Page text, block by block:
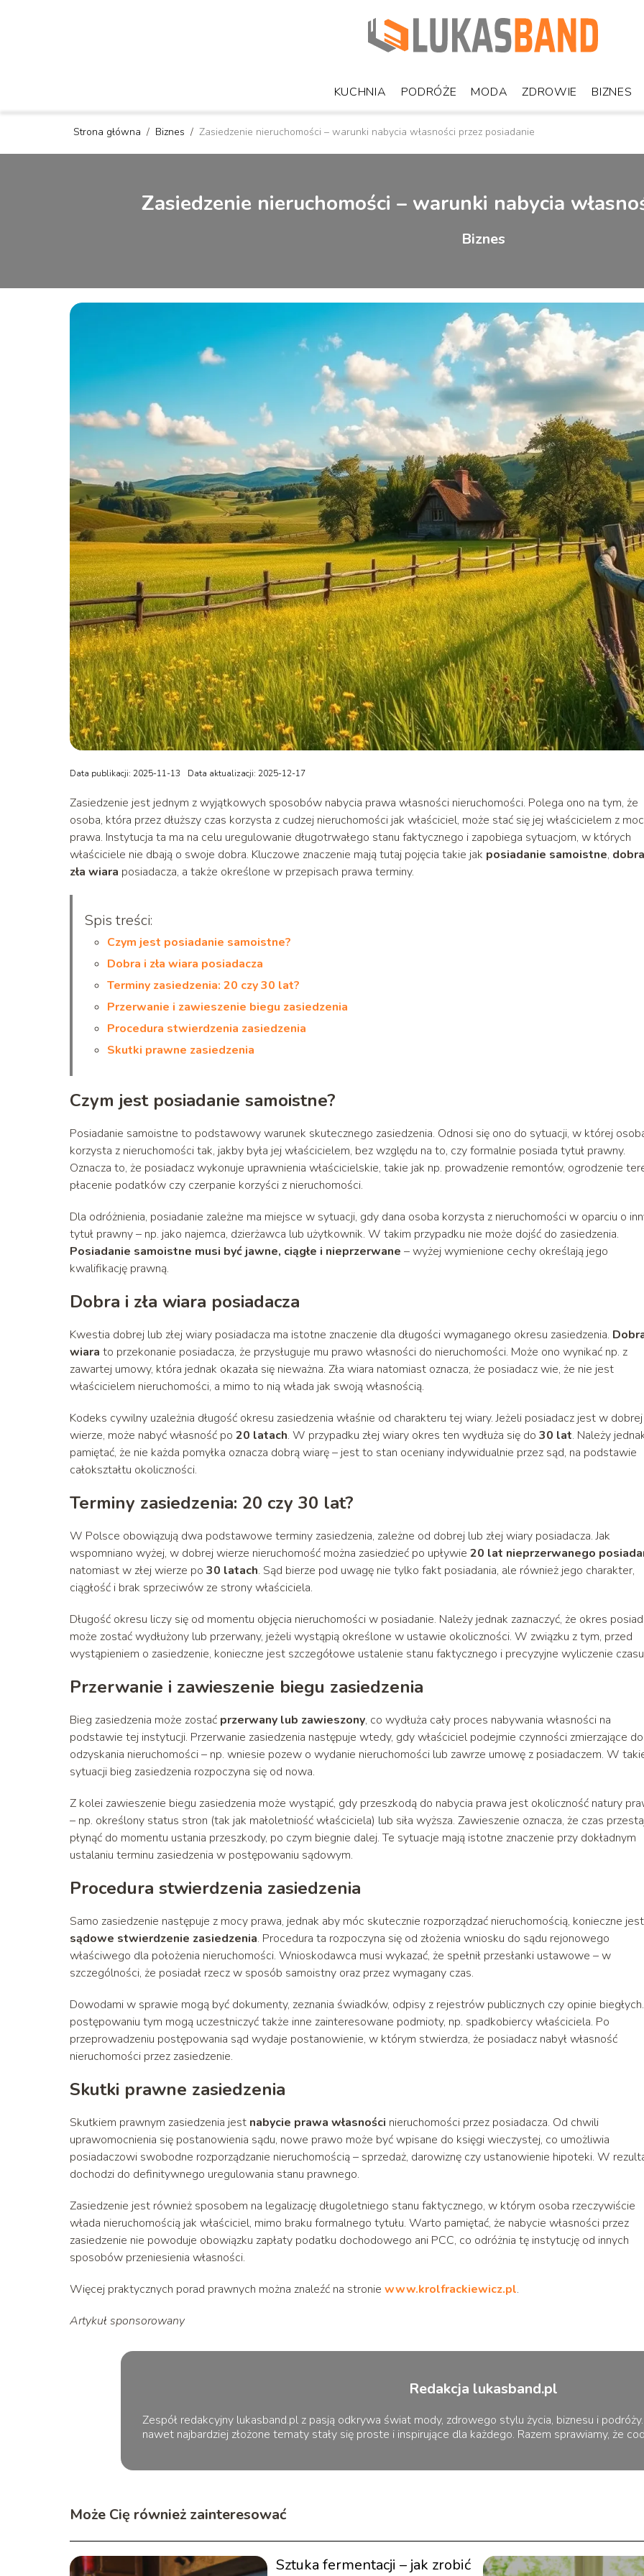
KUCHNIA PODRÓŻE MODA ZDROWIE BIZNES
Strona główna / Biznes / Zasiedzenie nieruchomości – warunki nabycia własności przez posiadanie
Zasiedzenie nieruchomości – warunki nabycia
Biznes
Data publikacji: 2025-11-13 Data aktualizacji: 2025-12-17
Zasiedzenie jest jednym z wyjątkowych sposobów nabycia prawa własności nieruchomości. Polega ono na tym, że
osoba, która przez dłuższy czas korzysta z cudzej nieruchomości jak właściciel, może stać się jej właścicielem z
prawa. Instytucja ta ma na celu uregulowanie długotrwałego stanu faktycznego i zapobiega sytuacjom, w których
właściciele nie dbają o swoje dobra. Kluczowe znaczenie mają tutaj pojęcia takie jak posiadanie samoistne,
zła wiara posiadacza, a także określone w przepisach prawa terminy.
Spis treści:
Czym jest posiadanie samoistne?
Dobra i zła wiara posiadacza
Terminy zasiedzenia: 20 czy 30 lat?
Przerwanie i zawieszenie biegu zasiedzenia
Procedura stwierdzenia zasiedzenia
Skutki prawne zasiedzenia
Czym jest posiadanie samoistne?
Posiadanie samoistne to podstawowy warunek skutecznego zasiedzenia. Odnosi się ono do sytuacji, w której
korzysta z nieruchomości tak, jakby była jej właścicielem, bez względu na to, czy formalnie posiada tytuł prawny.
Oznacza to, że posiadacz wykonuje uprawnienia właścicielskie, takie jak np. prowadzenie remontów, ogrodzenie
płacenie podatków czy czerpanie korzyści z nieruchomości.
Dla odróżnienia, posiadanie zależne ma miejsce w sytuacji, gdy dana osoba korzysta z nieruchomości w oparciu o
tytuł prawny – np. jako najemca, dzierżawca lub użytkownik. W takim przypadku nie może dojść do zasiedzenia.
Posiadanie samoistne musi być jawne, ciągłe i nieprzerwane – wyżej wymienione cechy określają jego
kwalifikację prawną.
Dobra i zła wiara posiadacza
Kwestia dobrej lub złej wiary posiadacza ma istotne znaczenie dla długości wymaganego okresu zasiedzenia.
wiara to przekonanie posiadacza, że przysługuje mu prawo własności do nieruchomości. Może ono wynikać np. z
zawartej umowy, która jednak okazała się nieważna. Zła wiara natomiast oznacza, że posiadacz wie, że nie jest
właścicielem nieruchomości, a mimo to nią włada jak swoją własnością.
Kodeks cywilny uzależnia długość okresu zasiedzenia właśnie od charakteru tej wiary. Jeżeli posiadacz jest w dobrej
wierze, może nabyć własność po 20 latach. W przypadku złej wiary okres ten wydłuża się do 30 lat. Należy
pamiętać, że nie każda pomyłka oznacza dobrą wiarę – jest to stan oceniany indywidualnie przez sąd, na podstawie
całokształtu okoliczności.
Terminy zasiedzenia: 20 czy 30 lat?
W Polsce obowiązują dwa podstawowe terminy zasiedzenia, zależne od dobrej lub złej wiary posiadacza. Jak
wspomniano wyżej, w dobrej wierze nieruchomość można zasiedzieć po upływie 20 lat nieprzerwanego
natomiast w złej wierze po 30 latach. Sąd bierze pod uwagę nie tylko fakt posiadania, ale również jego charakter,
ciągłość i brak sprzeciwów ze strony właściciela.
Długość okresu liczy się od momentu objęcia nieruchomości w posiadanie. Należy jednak zaznaczyć, że okres
może zostać wydłużony lub przerwany, jeżeli wystąpią określone w ustawie okoliczności. W związku z tym, przed
wystąpieniem o zasiedzenie, konieczne jest szczegółowe ustalenie stanu faktycznego i precyzyjne wyliczenie
Przerwanie i zawieszenie biegu zasiedzenia
Bieg zasiedzenia może zostać przerwany lub zawieszony, co wydłuża cały proces nabywania własności na
podstawie tej instytucji. Przerwanie zasiedzenia następuje wtedy, gdy właściciel podejmie czynności zmierzające do
odzyskania nieruchomości – np. wniesie pozew o wydanie nieruchomości lub zawrze umowę z posiadaczem. W
sytuacji bieg zasiedzenia rozpoczyna się od nowa.
Z kolei zawieszenie biegu zasiedzenia może wystąpić, gdy przeszkodą do nabycia prawa jest okoliczność natury
– np. określony status stron (tak jak małoletniość właściciela) lub siła wyższa. Zawieszenie oznacza, że czas
płynąć do momentu ustania przeszkody, po czym biegnie dalej. Te sytuacje mają istotne znaczenie przy dokładnym
ustalaniu terminu zasiedzenia w postępowaniu sądowym.
Procedura stwierdzenia zasiedzenia
Samo zasiedzenie następuje z mocy prawa, jednak aby móc skutecznie rozporządzać nieruchomością, konieczne jest
sądowe stwierdzenie zasiedzenia. Procedura ta rozpoczyna się od złożenia wniosku do sądu rejonowego
właściwego dla położenia nieruchomości. Wnioskodawca musi wykazać, że spełnił przesłanki ustawowe – w
szczególności, że posiadał rzecz w sposób samoistny oraz przez wymagany czas.
Dowodami w sprawie mogą być dokumenty, zeznania świadków, odpisy z rejestrów publicznych czy opinie
postępowaniu tym mogą uczestniczyć także inne zainteresowane podmioty, np. spadkobiercy właściciela. Po
przeprowadzeniu postępowania sąd wydaje postanowienie, w którym stwierdza, że posiadacz nabył własność
nieruchomości przez zasiedzenie.
Skutki prawne zasiedzenia
Skutkiem prawnym zasiedzenia jest nabycie prawa własności nieruchomości przez posiadacza. Od chwili
uprawomocnienia się postanowienia sądu, nowe prawo może być wpisane do księgi wieczystej, co umożliwia
posiadaczowi swobodne rozporządzanie nieruchomością – sprzedaż, darowiznę czy ustanowienie hipoteki. W
dochodzi do definitywnego uregulowania stanu prawnego.
Zasiedzenie jest również sposobem na legalizację długoletniego stanu faktycznego, w którym osoba rzeczywiście
włada nieruchomością jak właściciel, mimo braku formalnego tytułu. Warto pamiętać, że nabycie własności przez
zasiedzenie nie powoduje obowiązku zapłaty podatku dochodowego ani PCC, co odróżnia tę instytucję od innych
sposobów przeniesienia własności.
Więcej praktycznych porad prawnych można znaleźć na stronie www.krolfrackiewicz.pl.
Artykuł sponsorowany
Redakcja lukasband.pl
Zespół redakcyjny lukasband.pl z pasją odkrywa świat mody, zdrowego stylu życia, biznesu i
nawet najbardziej złożone tematy stały się proste i inspirujące dla każdego. Razem sprawiamy, że
Może Cię również zainteresować
Sztuka fermentacji – jak zrobić